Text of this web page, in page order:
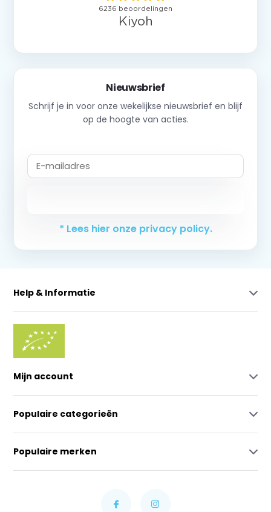
Nieuwsbrief
Schrijf je in voor onze wekelijkse nieuwsbrief en blijf
op de hoogte van acties.
* Lees hier onze privacy policy.
Help & Informatie
Mijn account
Populaire categorieën
Populaire merken